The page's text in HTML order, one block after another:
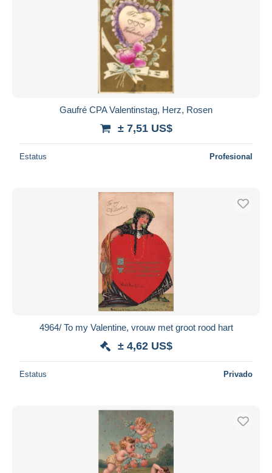
Gaufré CPA Valentinstag, Herz, Rosen
± 7,51 US$
Estatus Profesional
4964/ To my Valentine, vrouw met groot rood hart
± 4,62 US$
Estatus Privado